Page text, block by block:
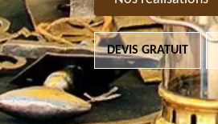
DEVIS GRATUIT